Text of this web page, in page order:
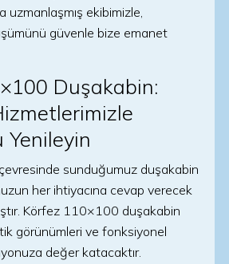
uzmanlaşmış ekibimizle,
güvenle bize emanet
Duşakabin:
Yenileyin
sunduğumuz duşakabin
her ihtiyacına cevap verecek
Körfez 110×100 duşakabin
görünümleri ve fonksiyonel
değer katacaktır.